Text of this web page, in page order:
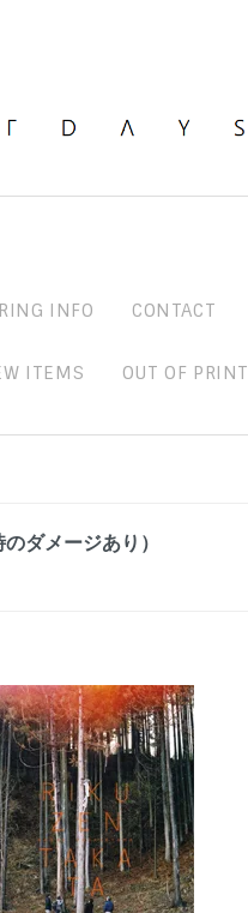
INFO CONTACT
ITEMS OUT OF PRINT
ダメージあり）